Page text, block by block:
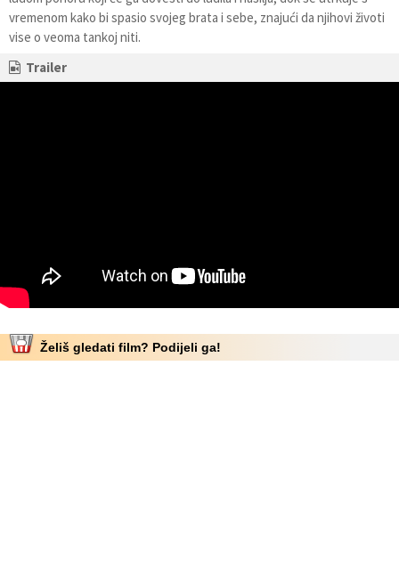
vremenom kako bi spasio svojeg brata i sebe, znajući da njihovi životi
vise o veoma tankoj niti.
Trailer
Želiš gledati film? Podijeli ga!